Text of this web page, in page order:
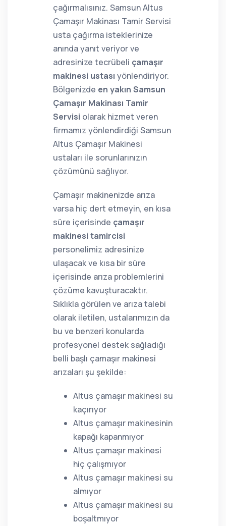
çağırmalısınız. Samsun Altus
Çamaşır Makinası Tamir Servisi
usta çağırma isteklerinize
anında yanıt veriyor ve
adresinize tecrübeli çamaşır
makinesi ustası yönlendiriyor.
Bölgenizde en yakın Samsun
Çamaşır Makinası Tamir
Servisi olarak hizmet veren
firmamız yönlendirdiği Samsun
Altus Çamaşır Makinesi
ustaları ile sorunlarınızın
çözümünü sağlıyor.
Çamaşır makinenizde arıza
varsa hiç dert etmeyin, en kısa
süre içerisinde çamaşır
makinesi tamircisi
personelimiz adresinize
ulaşacak ve kısa bir süre
içerisinde arıza problemlerini
çözüme kavuşturacaktır.
Sıklıkla görülen ve arıza talebi
olarak iletilen, ustalarımızın da
bu ve benzeri konularda
profesyonel destek sağladığı
belli başlı çamaşır makinesi
arızaları şu şekilde:
Altus çamaşır makinesi su
kaçırıyor
Altus çamaşır makinesinin
kapağı kapanmıyor
Altus çamaşır makinesi
hiç çalışmıyor
Altus çamaşır makinesi su
almıyor
Altus çamaşır makinesi su
boşaltmıyor